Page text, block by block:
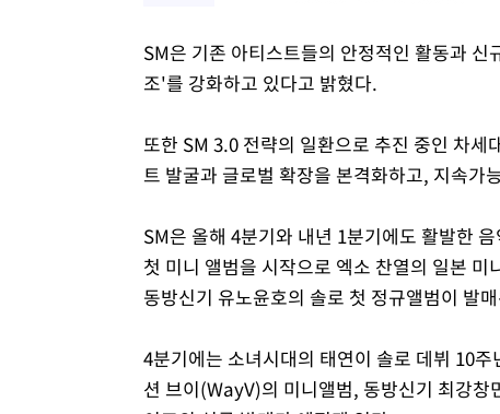
SM은 기존 아티스트들의 안정적인 활동과
조'를 강화하고 있다고 밝혔다.
또한 SM 3.0 전략의 일환으로 추진 중인 차
트 발굴과 글로벌 확장을 본격화하고, 지속가
SM은 올해 4분기와 내년 1분기에도 활발한
첫 미니 앨범을 시작으로 엑소 찬열의 일본
동방신기 유노윤호의 솔로 첫 정규앨범이 발
4분기에는 소녀시대의 태연이 솔로 데뷔 10
션 브이(WayV)의 미니앨범, 동방신기 최강